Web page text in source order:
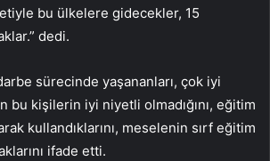
bu ülkelere gidecekler, 15
dedi.
sürecinde yaşananları, çok iyi
bu kişilerin iyi niyetli olmadığını, eğitim
kullandıklarını, meselenin sırf eğitim
ifade etti.